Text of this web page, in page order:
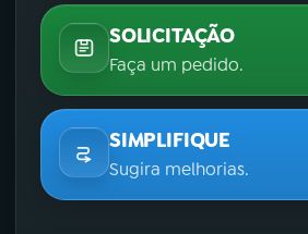
SOLICITAÇÃO
Faça um pedido.
SIMPLIFIQUE
Sugira melhorias.